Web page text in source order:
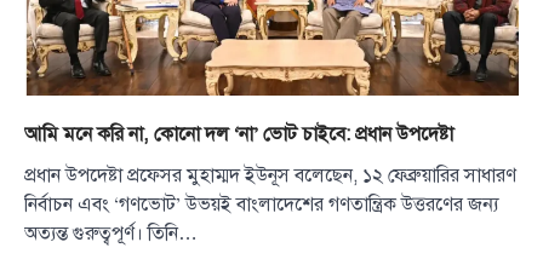
আমি মনে করি না, কোনো দল ‘না’ ভোট চাইবে: প্রধান উপদেষ্টা
প্রধান উপদেষ্টা প্রফেসর মুহাম্মদ ইউনূস বলেছেন, ১২ ফেব্রুয়ারির সাধারণ
নির্বাচন এবং ‘গণভোট’ উভয়ই বাংলাদেশের গণতান্ত্রিক উত্তরণের জন্য
অত্যন্ত গুরুত্বপূর্ণ। তিনি…